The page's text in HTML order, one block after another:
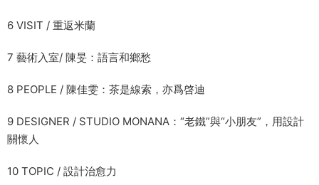
6 VISIT / 重返米蘭
7 藝術入室/ 陳旻：語言和鄉愁
8 PEOPLE / 陳佳雯：茶是線索，亦爲啓迪
9 DESIGNER / STUDIO MONANA：“老鐵”與“小朋友”，用設計
關懷人
10 TOPIC / 設計治愈力